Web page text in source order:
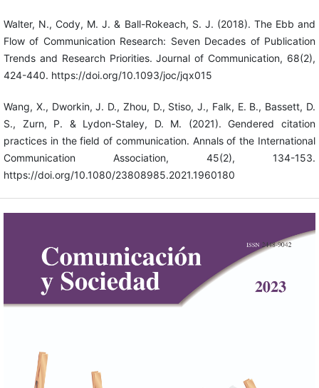
Walter, N., Cody, M. J. & Ball-Rokeach, S. J. (2018). The Ebb and
Flow of Communication Research: Seven Decades of Publication
Trends and Research Priorities. Journal of Communication, 68(2),
424-440. https://doi.org/10.1093/joc/jqx015
Wang, X., Dworkin, J. D., Zhou, D., Stiso, J., Falk, E. B., Bassett, D.
S., Zurn, P. & Lydon-Staley, D. M. (2021). Gendered citation
practices in the field of communication. Annals of the International
Communication Association, 45(2), 134-153.
https://doi.org/10.1080/23808985.2021.1960180